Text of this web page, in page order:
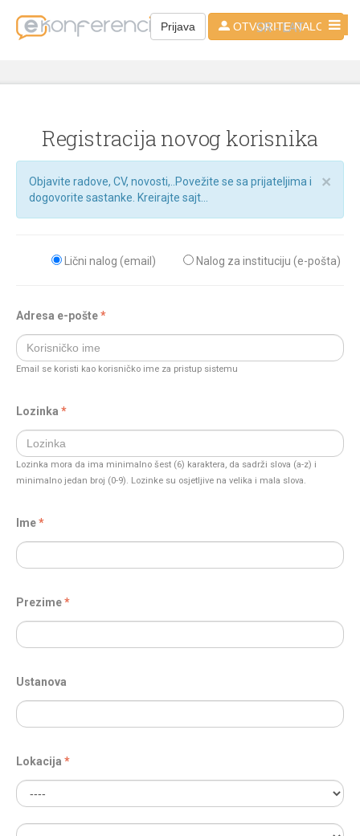
Prijava OTVORITE NALOG
SR - LAT
Registracija novog korisnika
×
Objavite radove, CV, novosti,..Povežite se sa prijateljima i
dogovorite sastanke. Kreirajte sajt...
Lični nalog (email) Nalog za instituciju (e-pošta)
Adresa e-pošte
Email se koristi kao korisničko ime za pristup sistemu
Lozinka
Lozinka mora da ima minimalno šest (6) karaktera, da sadrži slova (a-z) i
minimalno jedan broj (0-9). Lozinke su osjetljive na velika i mala slova.
Ime
Prezime
Ustanova
Lokacija